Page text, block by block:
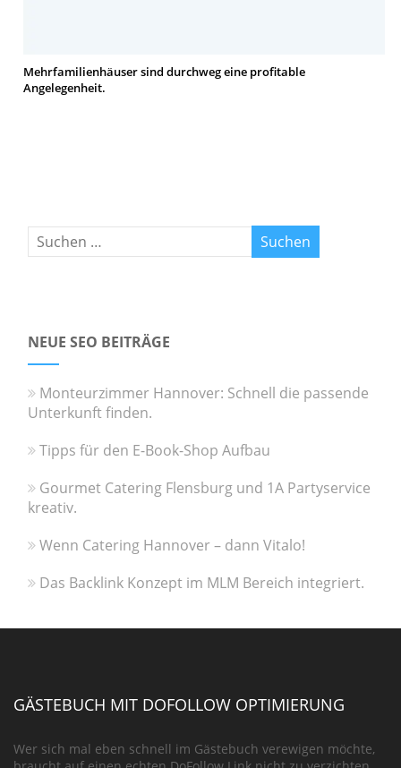
Mehrfamilienhäuser sind durchweg eine profitable
Angelegenheit.
NEUE SEO BEITRÄGE
Monteurzimmer Hannover: Schnell die passende
Unterkunft finden.
Tipps für den E-Book-Shop Aufbau
Gourmet Catering Flensburg und 1A Partyservice
kreativ.
Wenn Catering Hannover – dann Vitalo!
Das Backlink Konzept im MLM Bereich integriert.
GÄSTEBUCH MIT DOFOLLOW OPTIMIERUNG
Wer sich mal eben schnell im Gästebuch verewigen möchte,